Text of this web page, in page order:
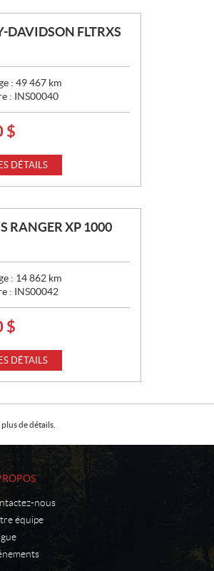
DAVIDSON FLTRXS
: 49 467 km
: INS00040
$
DÉTAILS
RANGER XP 1000
: 14 862 km
: INS00042
$
DÉTAILS
de détails.
nous
équipe